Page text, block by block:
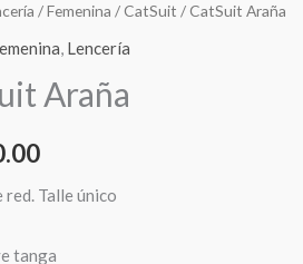
/Femenina /CatSuit / CatSuit Araña
, Lencería
Araña
red. Talle único
tanga